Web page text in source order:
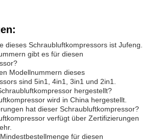
dieses Schraubluftkompressors ist Jufeng.
gibt es für diesen
Modellnummern dieses
sind 5in1, 4in1, 3in1 und 2in1.
hergestellt?
wird in China hergestellt.
hat dieser Schraubluftkompressor?
verfügt über Zertifizierungen
für diesen